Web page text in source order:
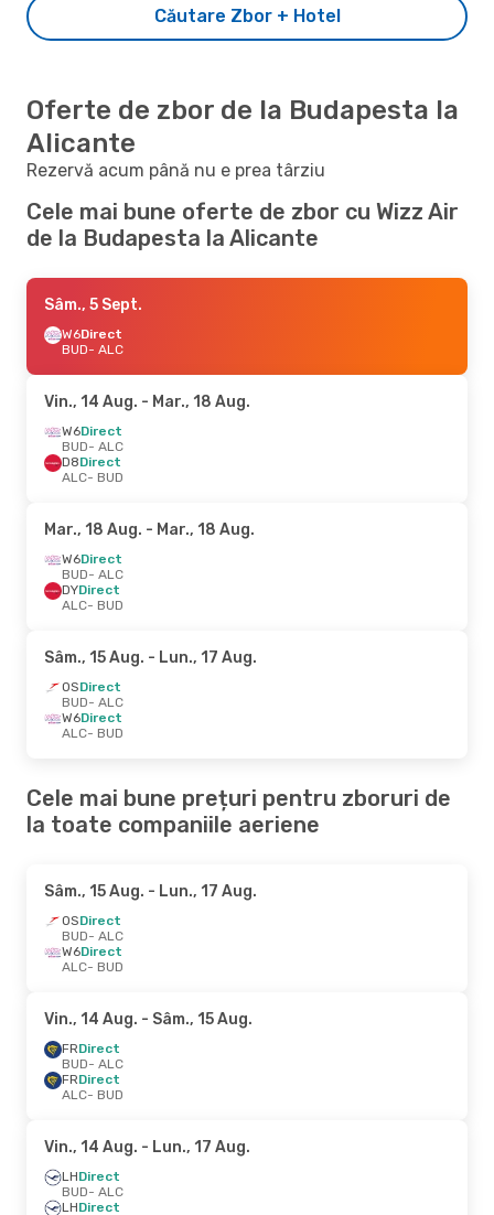
Căutare Zbor + Hotel
Oferte de zbor de la Budapesta la
Alicante
Rezervă acum până nu e prea târziu
Cele mai bune oferte de zbor cu Wizz Air
de la Budapesta la Alicante
Sâm., 5 Sept.
W6Direct
BUD- ALC
Vin., 14 Aug. - Mar., 18 Aug.
W6Direct
BUD- ALC
D8Direct
ALC- BUD
Mar., 18 Aug. - Mar., 18 Aug.
W6Direct
BUD- ALC
DYDirect
ALC- BUD
Sâm., 15 Aug. - Lun., 17 Aug.
OSDirect
BUD- ALC
W6Direct
ALC- BUD
Cele mai bune prețuri pentru zboruri de
la toate companiile aeriene
Sâm., 15 Aug. - Lun., 17 Aug.
OSDirect
BUD- ALC
W6Direct
ALC- BUD
Vin., 14 Aug. - Sâm., 15 Aug.
FRDirect
BUD- ALC
FRDirect
ALC- BUD
Vin., 14 Aug. - Lun., 17 Aug.
LHDirect
BUD- ALC
LHDirect